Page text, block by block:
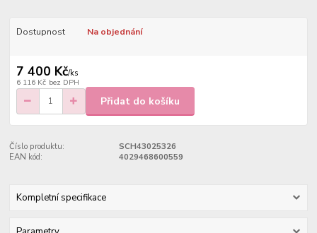
Dostupnost Na objednání
7 400 Kč/ks
6 116 Kč bez DPH
Přidat do košíku
Číslo produktu:
SCH43025326
EAN kód:
4029468600559
Kompletní specifikace